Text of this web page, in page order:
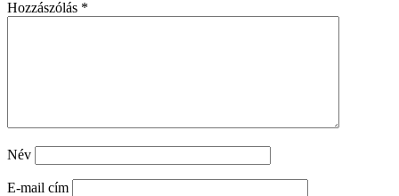
Hozzászólás *
Név
E-mail cím